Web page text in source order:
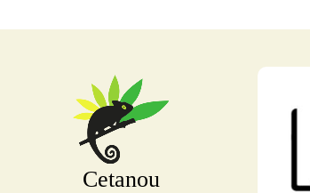
Cetanou